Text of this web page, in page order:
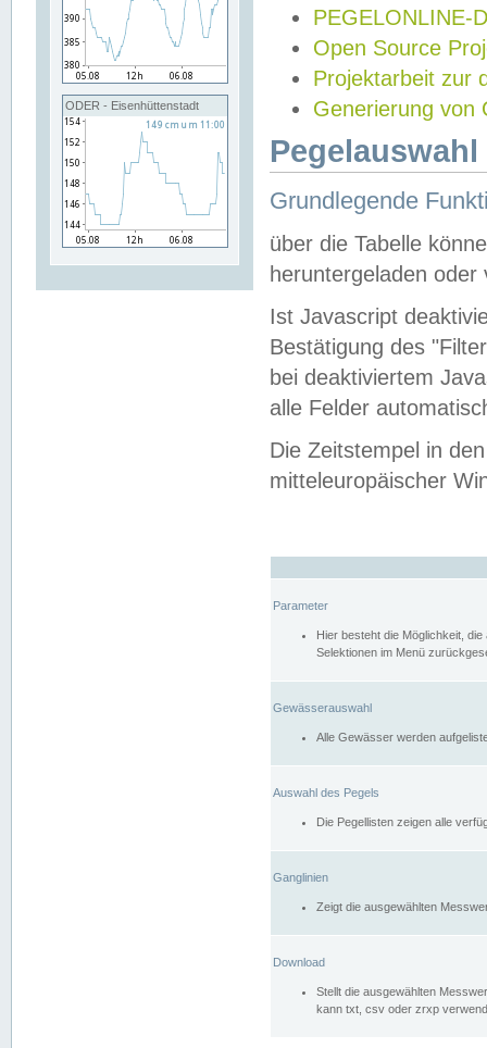
ODER - Eisenhüttenstadt
PEGELONLINE-
Open Source
Projektarbeit zur
Generierung von
Grundlegende
über die Tabelle
heruntergeladen oder
Ist Javascript
Bestätigung des
bei deaktiviertem
alle Felder
Die Zeitstempel in
mitteleuropäischer
Parameter
Hier besteht die Möglichkeit,
Selektionen im Menü
Gewässerauswahl
Alle Gewässer werden
Auswahl des Pegels
Die Pegellisten zeigen alle
Ganglinien
Zeigt die ausgewählten
Download
Stellt die ausgewählten
kann txt, csv oder zrxp